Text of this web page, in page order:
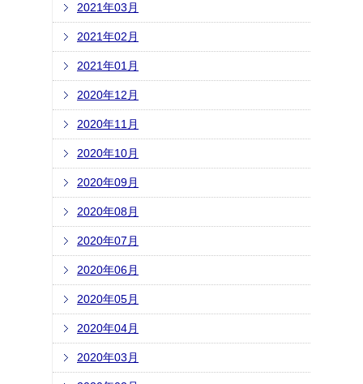
2021年03月
2021年02月
2021年01月
2020年12月
2020年11月
2020年10月
2020年09月
2020年08月
2020年07月
2020年06月
2020年05月
2020年04月
2020年03月